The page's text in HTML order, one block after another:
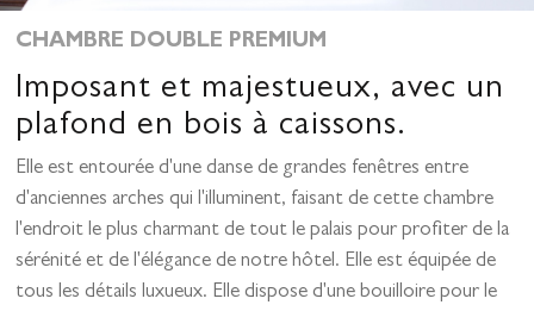
CHAMBRE DOUBLE PREMIUM
Imposant et majestueux, avec un
plafond en bois à caissons.
Elle est entourée d'une danse de grandes fenêtres entre
d'anciennes arches qui l'illuminent, faisant de cette chambre
l'endroit le plus charmant de tout le palais pour profiter de la
sérénité et de l'élégance de notre hôtel. Elle est équipée de
tous les détails luxueux. Elle dispose d'une bouilloire pour le
KO
Calle Navas, 1
18009 Granada, España
0034 958 215 760